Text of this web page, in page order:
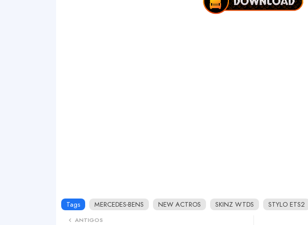
Tags MERCEDES-BENS NEW ACTROS SKINZ WTDS STYLO ETS2
ANTIGOS